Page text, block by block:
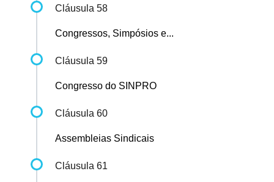
Cláusula 58
Congressos, Simpósios e...
Cláusula 59
Congresso do SINPRO
Cláusula 60
Assembleias Sindicais
Cláusula 61